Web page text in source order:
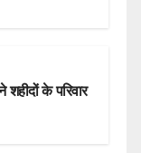
शहीदों के परिवार